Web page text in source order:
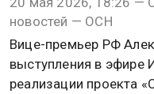
новостей — ОСН
Вице-премьер РФ
выступления в эфире
реализации проекта